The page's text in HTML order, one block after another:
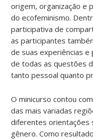
origem, organização e
do ecofeminismo.
participativa de
as participantes
de suas experiências e
de todas as questões
tanto pessoal quanto
O minicurso contou
das mais variadas
diferentes orientações
gênero. Como